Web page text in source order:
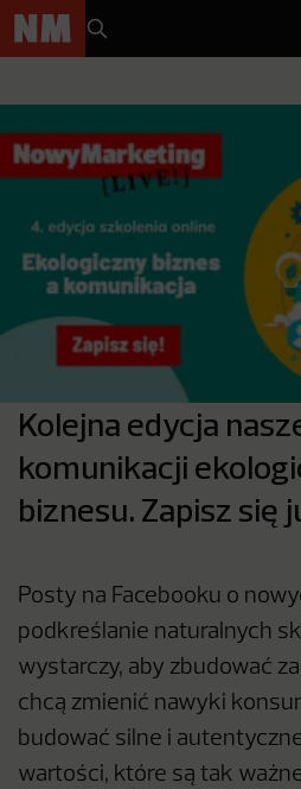
Kolejna edycja
komunikacji
biznesu. Zapisz się
Posty na Facebooku o
podkreślanie naturalnych
wystarczy, aby zbudować
chcą zmienić nawyki
budować silne i
wartości, które są tak